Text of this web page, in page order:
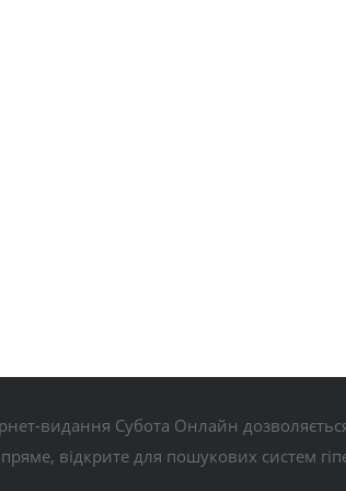
видання Субота Онлайн
відкрите для пошукових систем